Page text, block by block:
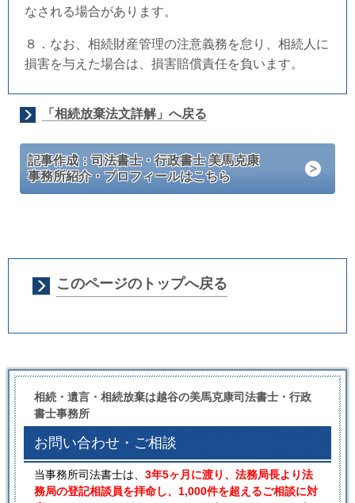
なされる場合があります。
８．なお、相続財産管理の注意義務を怠り、相続人に
損害を与えた場合は、損害賠償責任を負います。
「相続放棄法文詳解」へ戻る
記事作成：司法書士・行政書士 美馬克康
事務所紹介・プロフィールはこちら
このページのトップへ戻る
相続・遺言・相続放棄は越谷の美馬克康司法書士・行政
書士事務所
お問い合わせ・ご相談
当事務所司法書士は、 3年5ヶ月に渡り、法務局長より法
務局の登記相談員を拝命し、1,000件を超えるご相談に対